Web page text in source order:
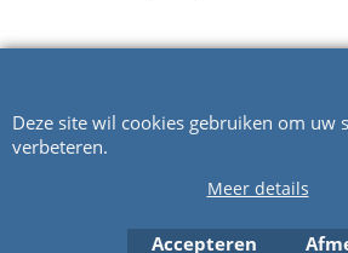
Deze site wil cookies gebruiken om uw
verbeteren.
Meer details
Accepteren